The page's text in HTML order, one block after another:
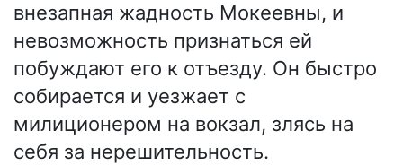
внезапная жадность Мокеевны, и
невозможность признаться ей
побуждают его к отъезду. Он быстро
собирается и уезжает с
милиционером на вокзал, злясь на
себя за нерешительность.